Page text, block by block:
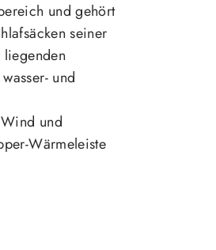
und gehört
seiner
liegenden
und
und
Wärmeleiste